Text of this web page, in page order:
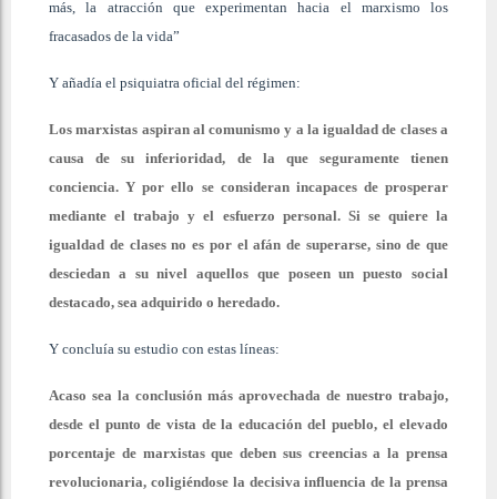
más, la atracción que experimentan hacia el marxismo los
fracasados de la vida”
Y añadía el psiquiatra oficial del régimen:
Los marxistas aspiran al comunismo y a la igualdad de clases a
causa de su inferioridad, de la que seguramente tienen
conciencia. Y por ello se consideran incapaces de prosperar
mediante el trabajo y el esfuerzo personal. Si se quiere la
igualdad de clases no es por el afán de superarse, sino de que
desciedan a su nivel aquellos que poseen un puesto social
destacado, sea adquirido o heredado.
Y concluía su estudio con estas líneas:
Acaso sea la conclusión más aprovechada de nuestro trabajo,
desde el punto de vista de la educación del pueblo, el elevado
porcentaje de marxistas que deben sus creencias a la prensa
revolucionaria, coligiéndose la decisiva influencia de la prensa